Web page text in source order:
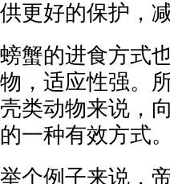
供更好的保护，
螃蟹的进食方式
物，适应性强。
壳类动物来说，
的一种有效方式。
举个例子来说，